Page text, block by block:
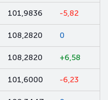
101,9836 -5,82
108,2820 0
108,2820 +6,58
101,6000 -6,23